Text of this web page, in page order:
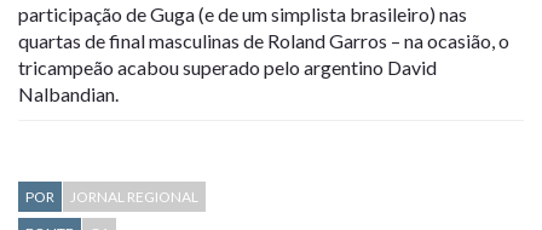
participação de Guga (e de um simplista brasileiro) nas
quartas de final masculinas de Roland Garros – na ocasião, o
tricampeão acabou superado pelo argentino David
Nalbandian.
POR
JORNAL REGIONAL